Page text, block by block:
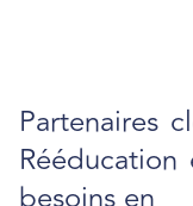
Partenaires